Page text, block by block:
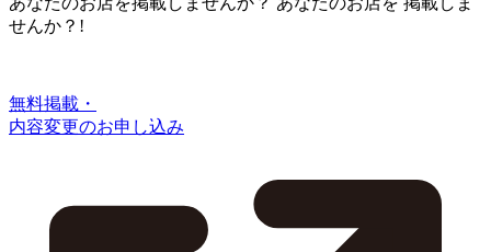
せんか？!
無料掲載・
内容変更のお申し込み